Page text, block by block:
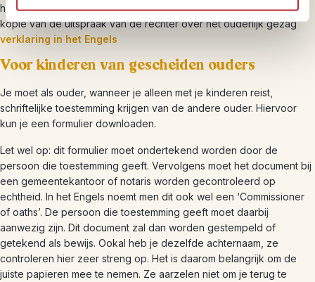
handtekening erop
kopie van de uitspraak van de rechter over het ouderlijk gezag
verklaring in het Engels
Voor kinderen van gescheiden ouders
Je moet als ouder, wanneer je alleen met je kinderen reist,
schriftelijke toestemming krijgen van de andere ouder. Hiervoor
kun je een formulier downloaden.
Let wel op: dit formulier moet ondertekend worden door de
persoon die toestemming geeft. Vervolgens moet het document bij
een gemeentekantoor of notaris worden gecontroleerd op
echtheid. In het Engels noemt men dit ook wel een ‘Commissioner
of oaths’. De persoon die toestemming geeft moet daarbij
aanwezig zijn. Dit document zal dan worden gestempeld of
getekend als bewijs. Ookal heb je dezelfde achternaam, ze
controleren hier zeer streng op. Het is daarom belangrijk om de
juiste papieren mee te nemen. Ze aarzelen niet om je terug te